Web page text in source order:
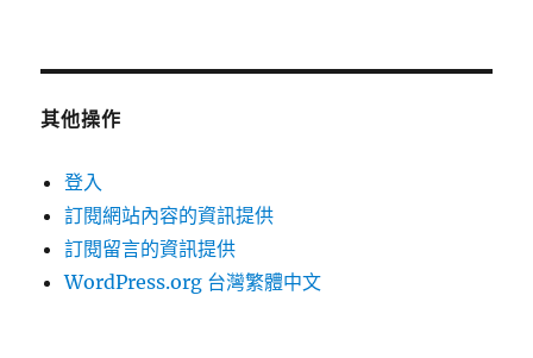
其他操作
登入
訂閱網站內容的資訊提供
訂閱留言的資訊提供
WordPress.org 台灣繁體中文